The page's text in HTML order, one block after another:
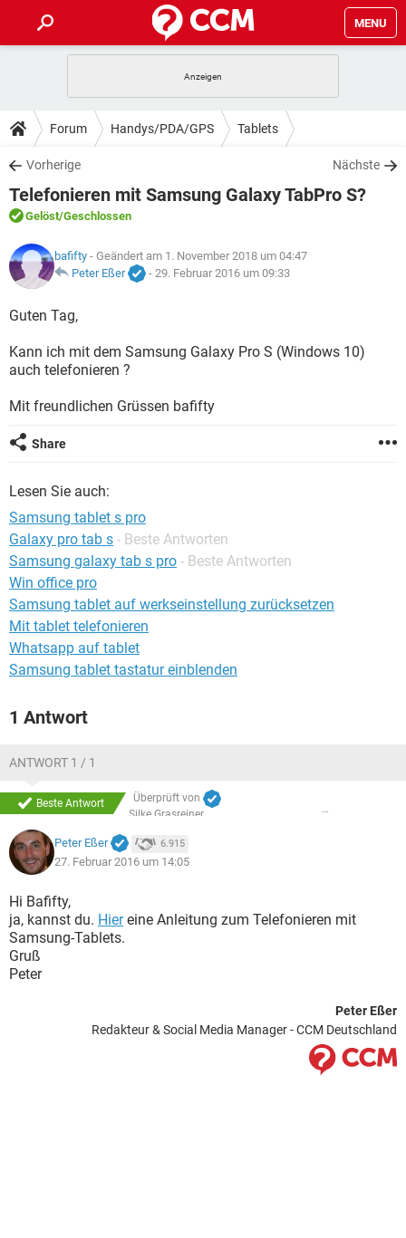
MENU
ANDROID IOS
WINDOWS 10
WHATSAPP TIKTOK
FACEBOOK
TIPPS & TRICKS
SPIELE STREAMING
WINDOWS 10
WHATSAPP
FACEBOOK HARDWARE
DOWNLOADS
SPIELE STREAMING
ANDROID
WINDOWS 10 INSTAGRAM
WHATSAPP
FACEBOOK
FORUM
SPIELE
ANDROID IOS
FACEBOOK
LEXIKON
SPIELE
ANDROID
WINDOWS 10 INSTAGRAM
FACEBOOK
Forum Handys/PDA/GPS Tablets
Vorherige Nächste
Telefonieren mit Samsung Galaxy TabPro S?
Gelöst/Geschlossen
bafifty - Geändert am 1. November 2018 um 04:47
Peter Eßer
- 29. Februar 2016 um 09:33
Guten Tag,
Kann ich mit dem Samsung Galaxy Pro S (Windows 10)
auch telefonieren ?
Mit freundlichen Grüssen bafifty
Share
Lesen Sie auch:
Samsung tablet s pro
Galaxy pro tab s - Beste Antworten
Samsung galaxy tab s pro - Beste Antworten
Win office pro
Samsung tablet auf werkseinstellung zurücksetzen
Mit tablet telefonieren
Whatsapp auf tablet
Samsung tablet tastatur einblenden
1 Antwort
ANTWORT 1 / 1
Beste Antwort
Überprüft von
Silke Grasreiner
Peter Eßer 6.915
27. Februar 2016 um 14:05
Hi Bafifty,
ja, kannst du. Hiereine Anleitung zum Telefonieren mit
Samsung-Tablets.
Gruß
Peter
Peter Eßer
Redakteur & Social Media Manager - CCM Deutschland